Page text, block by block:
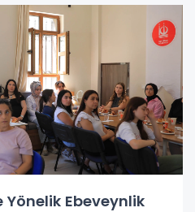
Yönelik Ebeveynlik